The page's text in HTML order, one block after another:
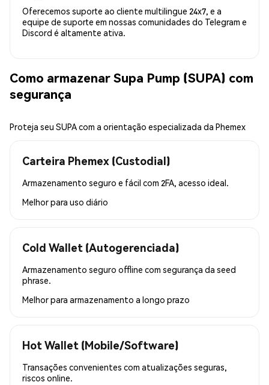
Oferecemos suporte ao cliente multilingue 24x7, e a
equipe de suporte em nossas comunidades do Telegram e
Discord é altamente ativa.
Como armazenar Supa Pump (SUPA) com
segurança
Proteja seu SUPA com a orientação especializada da Phemex
Carteira Phemex (Custodial)
Armazenamento seguro e fácil com 2FA, acesso ideal.
Melhor para uso diário
Cold Wallet (Autogerenciada)
Armazenamento seguro offline com segurança da seed
phrase.
Melhor para armazenamento a longo prazo
Hot Wallet (Mobile/Software)
Transações convenientes com atualizações seguras,
riscos online.